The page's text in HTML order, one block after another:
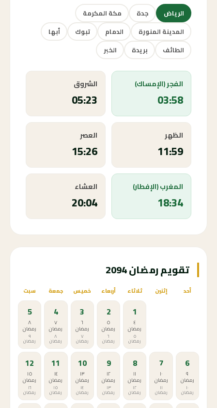
الرياض جدة
مكة المكرمة
المدينة المنورة
الدمام تبوك
أبها
الطائف
بريدة الخبر
الفجر (الإمساك)
03:58
الشروق
05:23
الظهر
11:59
العصر
15:26
المغرب (الإفطار)
18:34
العشاء
20:04
تقويم رمضان 2094
أحد إثنين ثلاثاء أربعاء خميس جمعة سبت
1
٤
رمضان
٥
رمضان
2
٥
رمضان
٦
رمضان
3
٦
رمضان
٧
رمضان
4
٧
رمضان
٨
رمضان
5
٨
رمضان
٩
رمضان
6
٩
رمضان
١٠
رمضان
7
١٠
رمضان
١١
رمضان
8
١١
رمضان
١٢
رمضان
9
١٢
رمضان
١٣
رمضان
10
١٣
رمضان
١٤
رمضان
11
١٤
رمضان
١٥
رمضان
12
١٥
رمضان
١٦
رمضان